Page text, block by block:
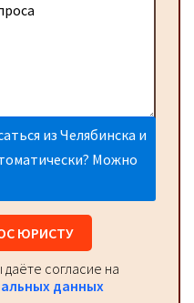
из Челябинска и
Можно
ЮРИСТУ
согласие на
данных